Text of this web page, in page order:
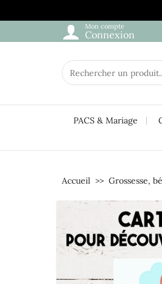
Mon compte
Connexion
PACS & Mariage
Accueil Grossesse,